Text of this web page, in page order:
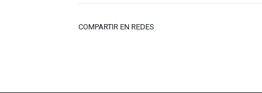
COMPARTIR EN REDES